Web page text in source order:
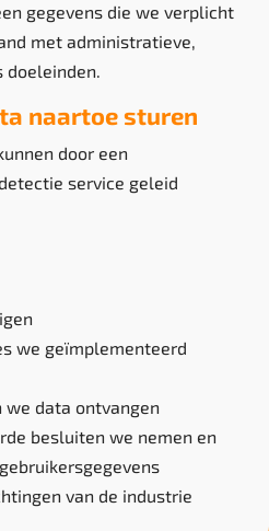
gegevens die we verplicht
met administratieve,
naartoe sturen
door een
service geleid
we geïmplementeerd
data ontvangen
besluiten we nemen en
van de industrie